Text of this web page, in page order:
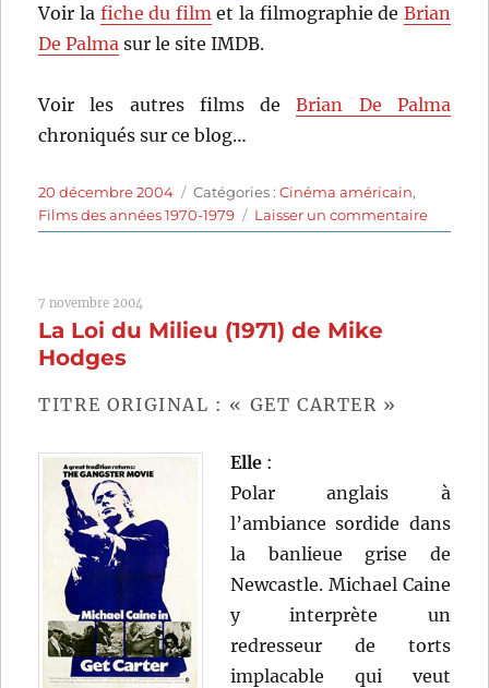
Voir la fiche du film et la filmographie de Brian
De Palma sur le site IMDB.
Voir les autres films deBrian De Palma
chroniqués sur ce blog…
Publié
le
20 décembre 2004 Catégories
Catégories :Cinéma américain,
Films des années 1970-1979
Laisser un commentairesur
Hi,
7 novembre 2004
La Loi du Milieu (1971) de Mike
Hodges
TITRE ORIGINAL : « GET CARTER »
Elle :
Polar anglais à
l’ambiance sordide dans
la banlieue grise de
Newcastle. Michael Caine
y interprète un
redresseur de torts
implacable qui veut